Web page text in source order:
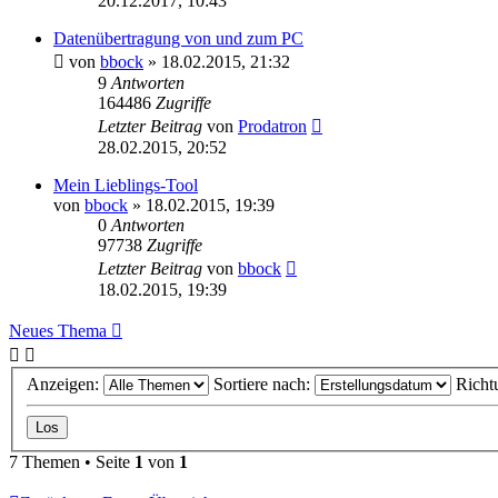
Datenübertragung von und zum PC
von bbock » 18.02.2015, 21:32
9 Antworten
164486 Zugriffe
Letzter Beitrag von Prodatron
28.02.2015, 20:52
Mein Lieblings-Tool
von bbock » 18.02.2015, 19:39
0 Antworten
97738 Zugriffe
Letzter Beitrag von bbock
18.02.2015, 19:39
Neues Thema
Anzeigen: Sortiere nach:
7 Themen • Seite 1 von 1